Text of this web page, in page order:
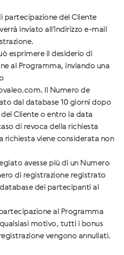
partecipazione del Cliente
inviato all'indirizzo e-mail
esprimere il desiderio di
al Programma, inviando una
. Il Numero de
dal database 10 giorni dopo
Cliente o entro la data
di revoca della richiesta
richiesta viene considerata non
avesse più di un Numero
di registrazione registrato
dei partecipanti al
al Programma
motivo, tutti i bonus
vengono annullati.